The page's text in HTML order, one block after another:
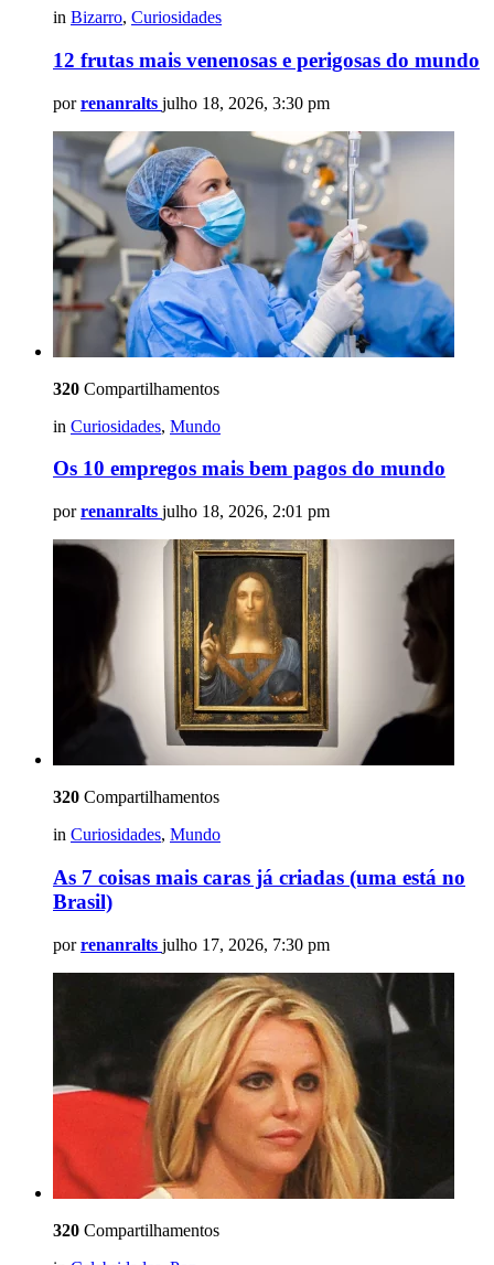
in Bizarro, Curiosidades
12 frutas mais venenosas e perigosas do mundo
por renanralts julho 18, 2026, 3:30 pm
320 Compartilhamentos
in Curiosidades, Mundo
Os 10 empregos mais bem pagos do mundo
por renanralts julho 18, 2026, 2:01 pm
320 Compartilhamentos
in Curiosidades, Mundo
As 7 coisas mais caras já criadas (uma está no
Brasil)
por renanralts julho 17, 2026, 7:30 pm
320 Compartilhamentos